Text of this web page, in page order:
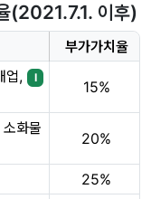
(2021.7.1. 이후)
부가가치율
업, I
15%
소화물
20%
25%